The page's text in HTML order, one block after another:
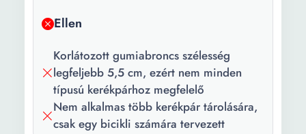
Ellen
Korlátozott gumiabroncs szélesség
legfeljebb 5,5 cm, ezért nem minden
típusú kerékpárhoz megfelelő
Nem alkalmas több kerékpár tárolására,
csak egy bicikli számára tervezett